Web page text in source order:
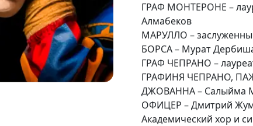
ГРАФ МОНТЕРОНЕ –
Алмабеков
МАРУЛЛО –
БОРСА – Мурат
ГРАФ ЧЕПРАНО –
ГРАФИНЯ ЧЕПРАНО,
ДЖОВАННА – Салыйма
ОФИЦЕР – Дмитрий
Академический хор и